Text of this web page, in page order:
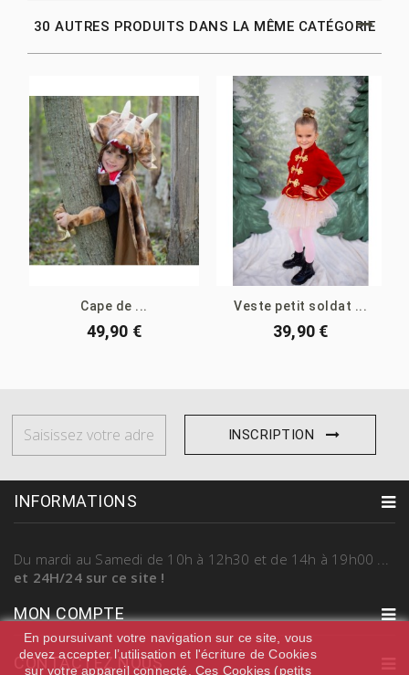
30 AUTRES PRODUITS DANS LA MÊME CATÉGORIE
Cape de ...
49,90 €
Veste petit soldat ...
39,90 €
INSCRIPTION
INFORMATIONS
Du mardi au Samedi de 10h à 12h30 et de 14h à 19h00
et 24H/24 sur ce site !
MON COMPTE
CONTACTEZ NOUS
En poursuivant votre navigation sur ce site, vous
devez accepter l’utilisation et l'écriture de Cookies
sur votre appareil connecté. Ces Cookies (petits